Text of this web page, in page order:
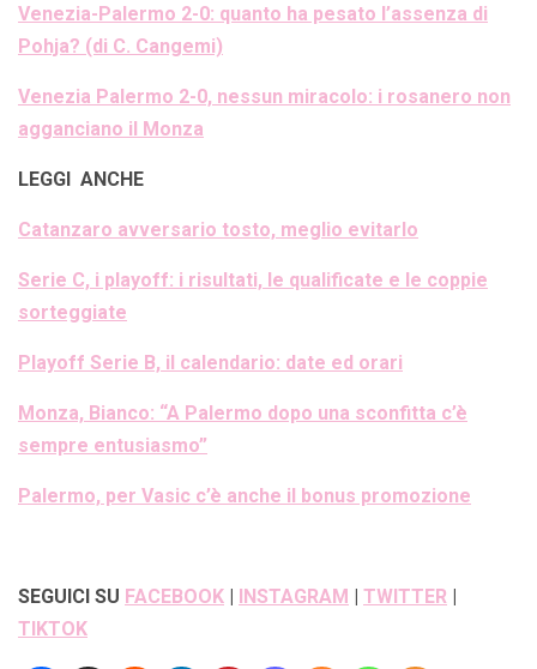
Venezia-Palermo 2-0: quanto ha pesato l’assenza di
Pohja? (di C. Cangemi)
Venezia Palermo 2-0, nessun miracolo: i rosanero non
agganciano il Monza
LEGGI ANCHE
Catanzaro avversario tosto, meglio evitarlo
Serie C, i playoff: i risultati, le qualificate e le coppie
sorteggiate
Playoff Serie B, il calendario: date ed orari
Monza, Bianco: “A Palermo dopo una sconfitta c’è
sempre entusiasmo”
Palermo, per Vasic c’è anche il bonus promozione
SEGUICI SU FACEBOOK | INSTAGRAM | TWITTER |
TIKTOK